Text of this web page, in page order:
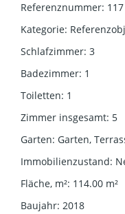
Referenznummer: 117
Kategorie:
Schlafzimmer: 3
Badezimmer: 1
Toiletten: 1
Zimmer insgesamt: 5
Garten: Garten,
Immobilienzustand:
Fläche, m²: 114.00 m²
Baujahr: 2018